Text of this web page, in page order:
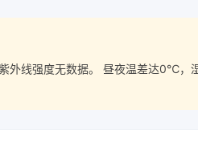
线强度无数据。 昼夜温差达0℃，